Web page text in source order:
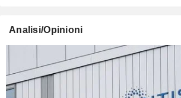
Analisi/Opinioni